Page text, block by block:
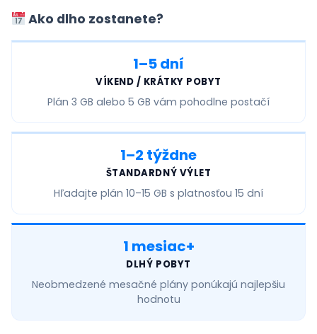
Ako dlho zostanete?
1–5 dní
VÍKEND / KRÁTKY POBYT
Plán 3 GB alebo 5 GB vám pohodlne postačí
1–2 týždne
ŠTANDARDNÝ VÝLET
Hľadajte plán 10–15 GB s platnosťou 15 dní
1 mesiac+
DLHÝ POBYT
Neobmedzené mesačné plány ponúkajú najlepšiu
hodnotu